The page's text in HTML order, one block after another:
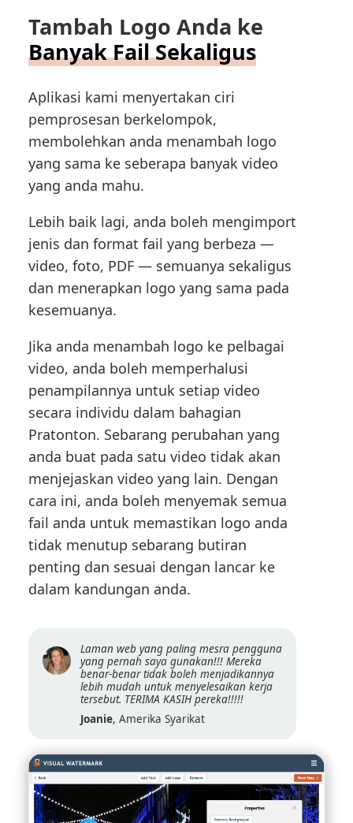
Tambah Logo Anda ke
Banyak Fail Sekaligus
Aplikasi kami menyertakan ciri
pemprosesan berkelompok,
membolehkan anda menambah logo
yang sama ke seberapa banyak video
yang anda mahu.
Lebih baik lagi, anda boleh mengimport
jenis dan format fail yang berbeza —
video, foto, PDF — semuanya sekaligus
dan menerapkan logo yang sama pada
kesemuanya.
Jika anda menambah logo ke pelbagai
video, anda boleh memperhalusi
penampilannya untuk setiap video
secara individu dalam bahagian
Pratonton. Sebarang perubahan yang
anda buat pada satu video tidak akan
menjejaskan video yang lain. Dengan
cara ini, anda boleh menyemak semua
fail anda untuk memastikan logo anda
tidak menutup sebarang butiran
penting dan sesuai dengan lancar ke
dalam kandungan anda.
Laman web yang paling mesra pengguna
yang pernah saya gunakan!!! Mereka
benar-benar tidak boleh menjadikannya
lebih mudah untuk menyelesaikan kerja
tersebut. TERIMA KASIH pereka!!!!!
Joanie, Amerika Syarikat